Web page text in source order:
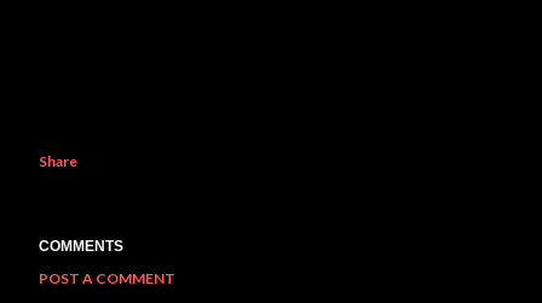
Share
COMMENTS
POST A COMMENT